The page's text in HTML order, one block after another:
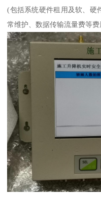
(包括系统硬件租用及软、硬
常维护、数据传输流量费等费